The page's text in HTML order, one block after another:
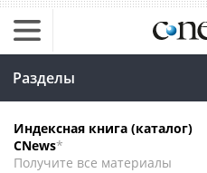
Разделы
Индексная книга (каталог)
CNews*
Получите все материалы